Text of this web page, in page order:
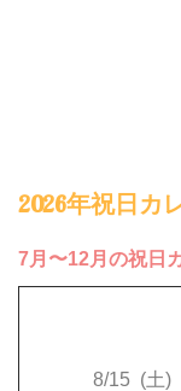
2026年祝日カ
7月〜12月の祝日
8/15 (土)